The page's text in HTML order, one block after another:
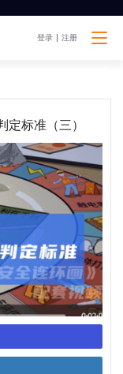
登录 注册
定标准（三）